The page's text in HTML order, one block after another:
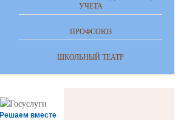
УЧЕТА
ПРОФСОЮЗ
ШКОЛЬНЫЙ ТЕАТР
Решаем вместе